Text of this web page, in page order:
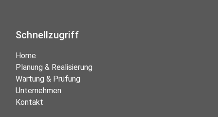
Schnellzugriff
Home
Planung & Realisierung
Wartung & Prüfung
Unternehmen
Kontakt